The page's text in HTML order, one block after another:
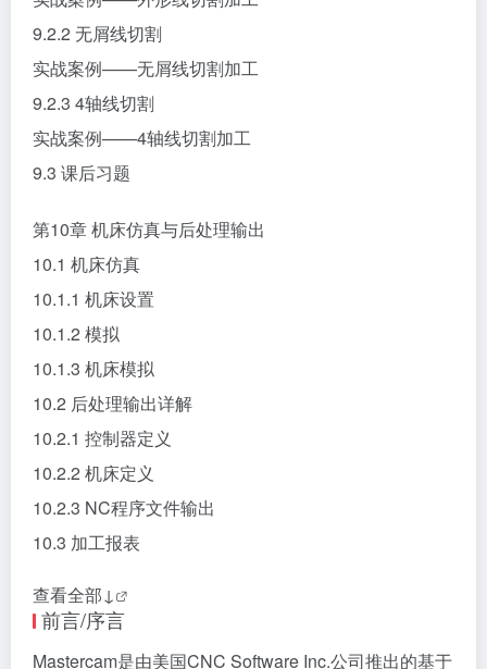
实战案例——外形线切割加工
9.2.2 无屑线切割
实战案例——无屑线切割加工
9.2.3 4轴线切割
实战案例——4轴线切割加工
第10章 机床仿真与后处理输出
10.1 机床仿真
10.1.1 机床设置
10.1.2 模拟
10.1.3 机床模拟
10.2 后处理输出详解
10.2.1 控制器定义
10.2.2 机床定义
10.2.3 NC程序文件输出
查看全部↓